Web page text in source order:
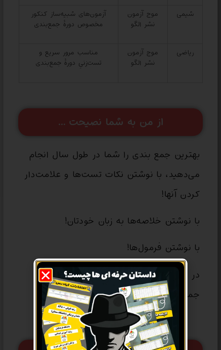
شیمی
موج آزمون
نشر الگو
آزمون‌های شبیه‌ساز کنکور
مخصوص دورهٔ جمع‌بندی
ریاضی
موج آزمون
نشر الگو
مناسب مرور سریع و
تست‌زنیِ دورهٔ جمع‌بندی
از من به شما نصیحت ...
بهترین جمع بندی را شما در طول سال انجام
می‌دهید، با نوشتن نکات تست‌ها و علامت‌دار
کردن آنها!
با نوشتن خلاصه‌ها به زبان خودتان!
با نوشتن فرمول‌ها!
در نتیجه‌ی توشه‌ی آخر راه را باید در طی راه
جمع کنید نه در خط پایان!